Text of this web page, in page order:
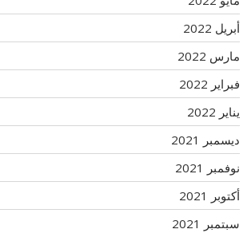
أبريل 2022
مارس 2022
فبراير 2022
يناير 2022
ديسمبر 2021
نوفمبر 2021
أكتوبر 2021
سبتمبر 2021